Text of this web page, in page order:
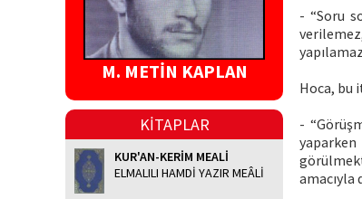
M. METİN KAPLAN
KİTAPLAR
KUR'AN-KERİM MEALİ
ELMALILI HAMDİ YAZIR MEÂLİ
- “Soru
Hoca, bu
-
amacıyla